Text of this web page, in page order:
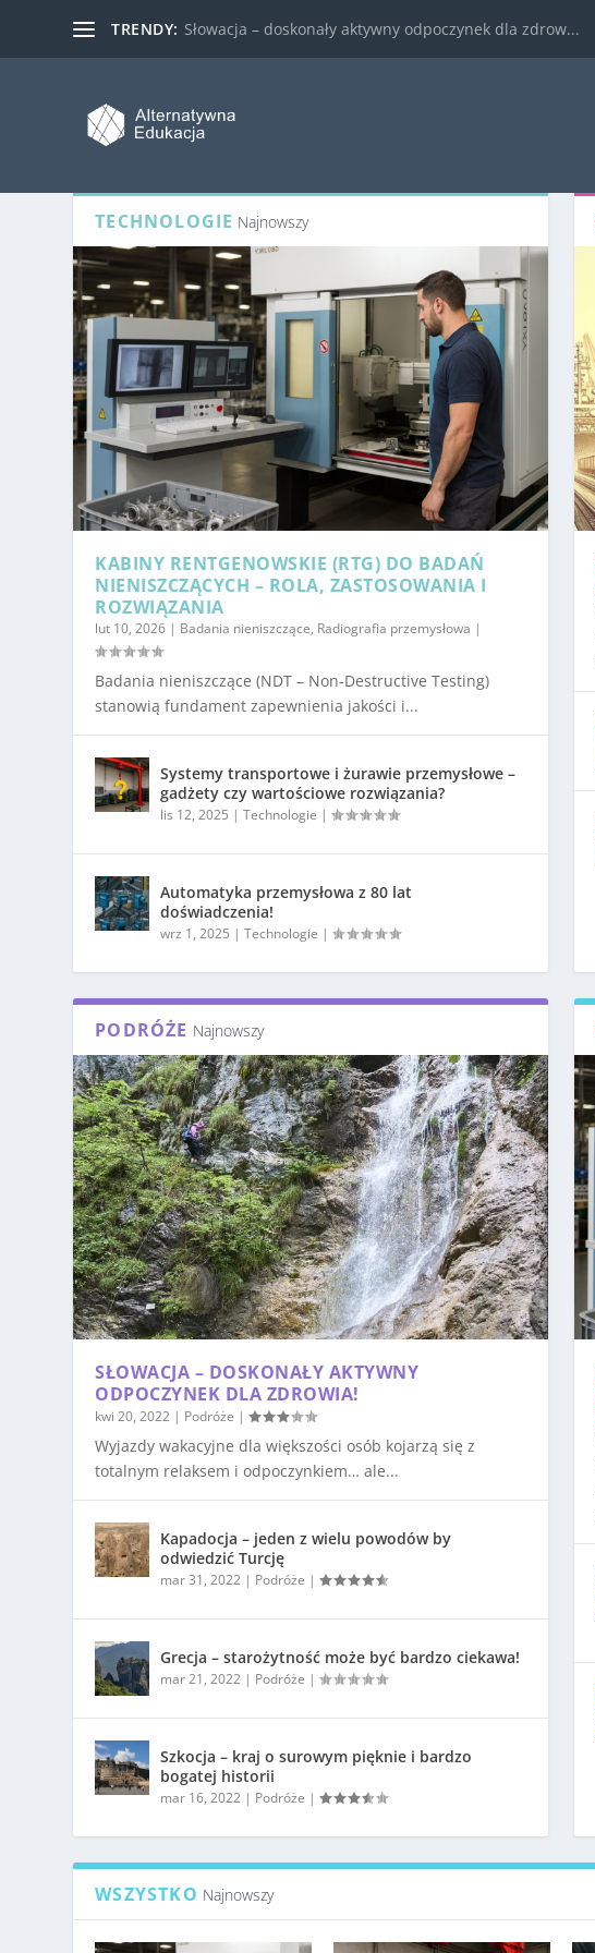
TRENDY: Słowacja – doskonały aktywny odpoczynek dla zdrow...
TECHNOLOGIE Najnowszy
KABINY RENTGENOWSKIE (RTG) DO BADAŃ
NIENISZCZĄCYCH – ROLA, ZASTOSOWANIA I
ROZWIĄZANIA
lut 10, 2026 | Badania nieniszczące, Radiografia przemysłowa |
Badania nieniszczące (NDT – Non-Destructive Testing)
stanowią fundament zapewnienia jakości i...
Systemy transportowe i żurawie przemysłowe –
gadżety czy wartościowe rozwiązania?
lis 12, 2025 |Technologie |
Automatyka przemysłowa z 80 lat
doświadczenia!
wrz 1, 2025 |Technologie |
PODRÓŻE Najnowszy
SŁOWACJA – DOSKONAŁY AKTYWNY
ODPOCZYNEK DLA ZDROWIA!
kwi 20, 2022 | Podróże |
Wyjazdy wakacyjne dla większości osób kojarzą się z
totalnym relaksem i odpoczynkiem… ale...
Kapadocja – jeden z wielu powodów by
odwiedzić Turcję
mar 31, 2022 | Podróże |
Grecja – starożytność może być bardzo ciekawa!
mar 21, 2022 | Podróże |
Szkocja – kraj o surowym pięknie i bardzo
bogatej historii
mar 16, 2022 | Podróże |
WSZYSTKO Najnowszy